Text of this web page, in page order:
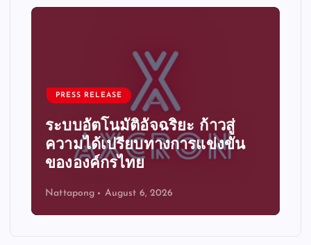
PRESS RELEASE
ระบบอัตโนมัติอัจฉริยะ ก้าวสู่
ความได้เปรียบทางการแข่งขัน
ขององค์กรไทย
Nattapong August 6, 2026